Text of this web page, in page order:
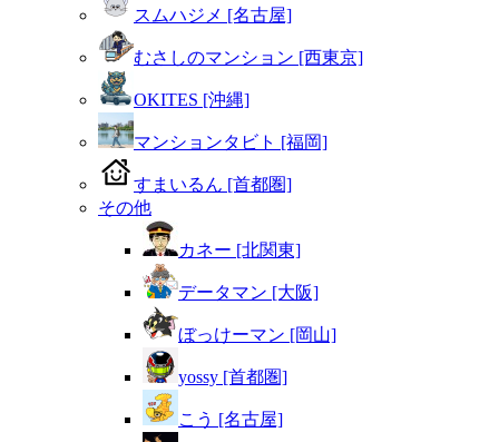
スムハジメ [名古屋]
むさしのマンション [西東京]
OKITES [沖縄]
マンションタビト [福岡]
すまいるん [首都圏]
その他
カネー [北関東]
データマン [大阪]
ぼっけーマン [岡山]
yossy [首都圏]
こう [名古屋]